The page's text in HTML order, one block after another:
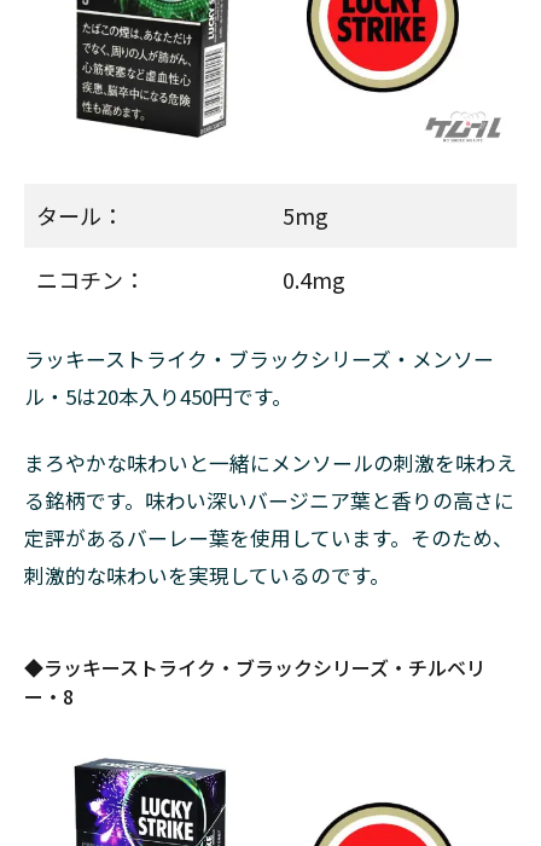
安い
（加
6.1
メ
ーム
エッ
クス
6.2
ケン
トネ
オス
ティ
ック
用）
ィア
（IQOS
ILUMA
用）
タール： 5mg
ニコチン： 0.4mg
ラッキーストライク・ブラックシリーズ・メンソー
ル・5は20本入り450円です。
まろやかな味わいと一緒にメンソールの刺激を味わえ
る銘柄です。味わい深いバージニア葉と香りの高さに
定評があるバーレー葉を使用しています。そのため、
刺激的な味わいを実現しているのです。
◆ラッキーストライク・ブラックシリーズ・チルベリ
ー・8